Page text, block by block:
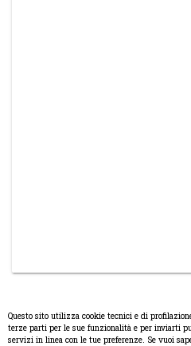
Questo sito utilizza cookie tecnici e di
terze parti per le sue funzionalità e per inviarti
servizi in linea con le tue preferenze. Se vuoi